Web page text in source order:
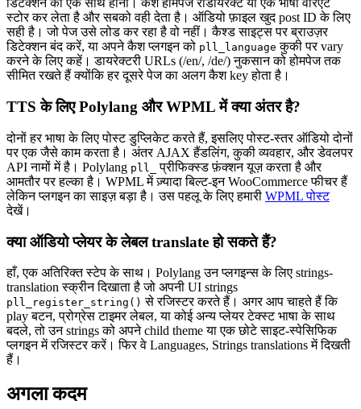
डिटेक्शन का एक साथ होना। कैश होमपेज रीडायरेक्ट या एक भाषा वेरिएंट
स्टोर कर लेता है और सबको वही देता है। ऑडियो फ़ाइल खुद post ID के लिए
सही है। जो पेज उसे लोड कर रहा है वो नहीं। कैश्ड साइट्स पर ब्राउज़र
डिटेक्शन बंद करें, या अपने कैश प्लगइन को pll_language कुकी पर vary
करने के लिए कहें। डायरेक्टरी URLs (/en/, /de/) नुकसान को होमपेज तक
सीमित रखते हैं क्योंकि हर दूसरे पेज का अलग कैश key होता है।
TTS के लिए Polylang और WPML में क्या अंतर है?
दोनों हर भाषा के लिए पोस्ट डुप्लिकेट करते हैं, इसलिए पोस्ट-स्तर ऑडियो दोनों
पर एक जैसे काम करता है। अंतर AJAX हैंडलिंग, कुकी व्यवहार, और डेवलपर
API नामों में है। Polylang pll_
प्रीफिक्स्ड फ़ंक्शन यूज़ करता है और
आमतौर पर हल्का है। WPML में ज़्यादा बिल्ट-इन WooCommerce फीचर हैं
लेकिन प्लगइन का साइज़ बड़ा है। उस पहलू के लिए हमारी WPML पोस्ट
देखें।
क्या ऑडियो प्लेयर के लेबल translate हो सकते हैं?
हाँ, एक अतिरिक्त स्टेप के साथ। Polylang उन प्लगइन्स के लिए strings-
translation स्क्रीन दिखाता है जो अपनी UI strings
pll_register_string() से रजिस्टर करते हैं। अगर आप चाहते हैं कि
play बटन, प्रोग्रेस टाइमर लेबल, या कोई अन्य प्लेयर टेक्स्ट भाषा के साथ
बदले, तो उन strings को अपने child theme या एक छोटे साइट-स्पेसिफिक
प्लगइन में रजिस्टर करें। फिर वे Languages, Strings translations में दिखती
हैं।
अगला कदम